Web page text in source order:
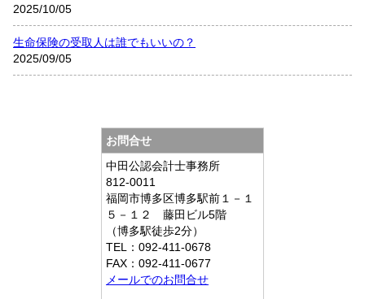
2025/10/05
生命保険の受取人は誰でもいいの？
2025/09/05
お問合せ
中田公認会計士事務所
812-0011
福岡市博多区博多駅前１－１
５－１２ 藤田ビル5階
（博多駅徒歩2分）
TEL：092-411-0678
FAX：092-411-0677
メールでのお問合せ